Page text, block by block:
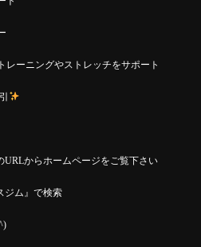
レーニングやストレッチをサポート
からホームページをご覧下さい
ジム』で検索